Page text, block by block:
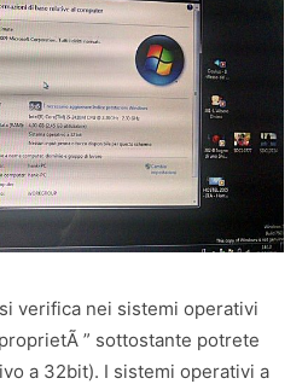
verifica nei sistemi operativi
” sottostante potrete
a 32bit). I sistemi operativi a